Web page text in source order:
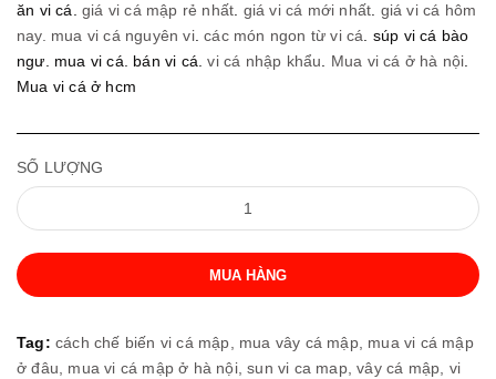
ăn vi cá.giá vi cá mập rẻ nhất giá vi cá mới nhất giá vi cá hôm
nay. mua vi cá nguyên vi.các món ngon từ vi cá . súp vi cá bào
ngư. mua vi cá. bán vi cá.vi cá nhập khẩu Mua vi cá ở hà nội
Mua vi cá ở hcm
SỐ LƯỢNG
MUA HÀNG
Tag: cách chế biến vi cá mập, mua vây cá mập, mua vi cá mập
ở đâu, mua vi cá mập ở hà nội,sun vi ca map,vây cá mập, vi